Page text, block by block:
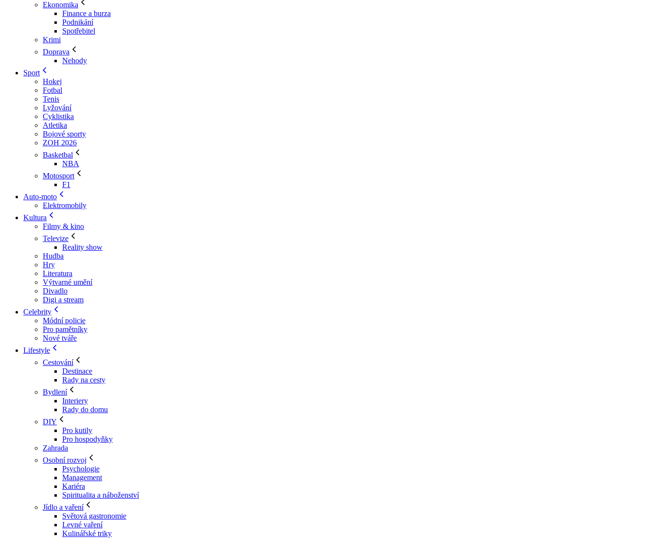
Ekonomika
Finance a burza
Podnikání
Spotřebitel
Krimi
Doprava
Nehody
Sport
Hokej
Fotbal
Tenis
Lyžování
Cyklistika
Atletika
Bojové sporty
ZOH 2026
Basketbal
NBA
Motosport
F1
Auto-moto
Elektromobily
Kultura
Filmy & kino
Televize
Reality show
Hudba
Hry
Literatura
Výtvarné umění
Divadlo
Digi a stream
Celebrity
Módní policie
Pro pamětníky
Nové tváře
Lifestyle
Cestování
Destinace
Rady na cesty
Bydlení
Interiery
Rady do domu
DIY
Pro kutily
Pro hospodyňky
Zahrada
Osobní rozvoj
Psychologie
Management
Kariéra
Spiritualita a náboženství
Jídlo a vaření
Světová gastronomie
Levné vaření
Kulinářské triky